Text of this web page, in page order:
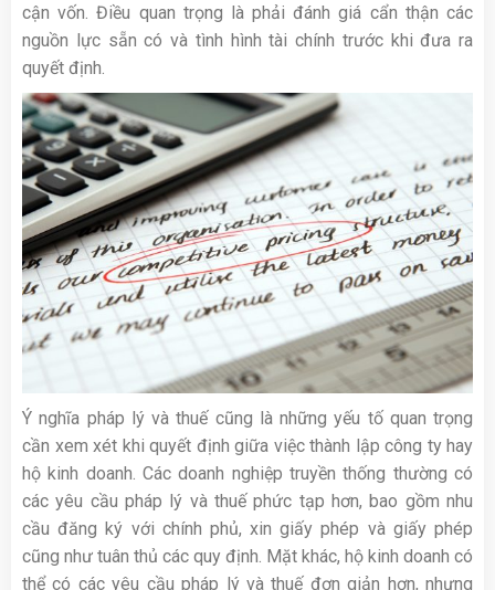
cận vốn. Điều quan trọng là phải đánh giá cẩn thận các
nguồn lực sẵn có và tình hình tài chính trước khi đưa ra
quyết định.
Ý nghĩa pháp lý và thuế cũng là những yếu tố quan trọng
cần xem xét khi quyết định giữa việc thành lập công ty hay
hộ kinh doanh. Các doanh nghiệp truyền thống thường có
các yêu cầu pháp lý và thuế phức tạp hơn, bao gồm nhu
cầu đăng ký với chính phủ, xin giấy phép và giấy phép
cũng như tuân thủ các quy định. Mặt khác, hộ kinh doanh có
thể có các yêu cầu pháp lý và thuế đơn giản hơn, nhưng